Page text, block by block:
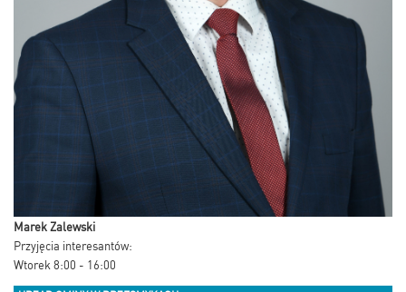
Marek Zalewski
Przyjęcia interesantów:
Wtorek 8:00 - 16:00